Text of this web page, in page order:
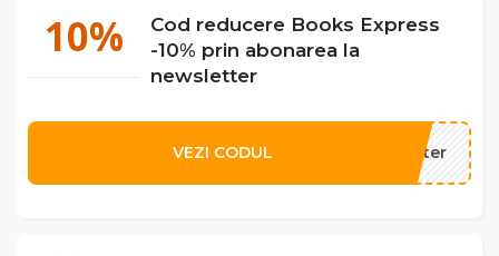
10%
Cod reducere Books Express
-10% prin abonarea la
newsletter
VEZI CODUL ewsletter